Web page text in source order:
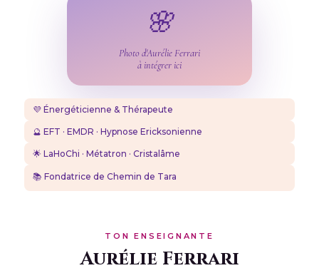
🌸
Photo d'Aurélie Ferrari
à intégrer ici
💜 Énergéticienne & Thérapeute
🔮 EFT · EMDR · Hypnose Ericksonienne
🌟 LaHoChi · Métatron · Cristalâme
📚 Fondatrice de Chemin de Tara
TON ENSEIGNANTE
Aurélie Ferrari